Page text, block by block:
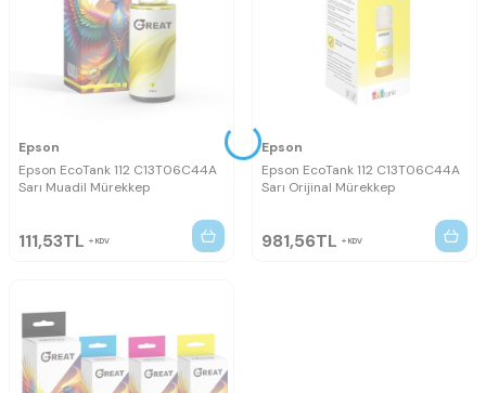
Epson
Epson EcoTank 112 C13T06C44A
Sarı Muadil Mürekkep
111,53TL KDV
Epson
Epson EcoTank 112 C13T06C44A
Sarı Orijinal Mürekkep
981,56TL KDV